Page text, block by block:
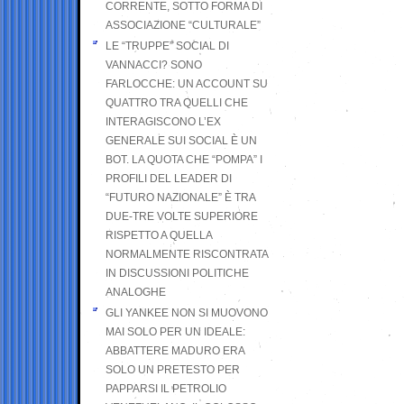
CORRENTE, SOTTO FORMA DI
ASSOCIAZIONE “CULTURALE”
LE “TRUPPE” SOCIAL DI
VANNACCI? SONO
FARLOCCHE: UN ACCOUNT SU
QUATTRO TRA QUELLI CHE
INTERAGISCONO L’EX
GENERALE SUI SOCIAL È UN
BOT. LA QUOTA CHE “POMPA” I
PROFILI DEL LEADER DI
“FUTURO NAZIONALE” È TRA
DUE-TRE VOLTE SUPERIORE
RISPETTO A QUELLA
NORMALMENTE RISCONTRATA
IN DISCUSSIONI POLITICHE
ANALOGHE
GLI YANKEE NON SI MUOVONO
MAI SOLO PER UN IDEALE:
ABBATTERE MADURO ERA
SOLO UN PRETESTO PER
PAPPARSI IL PETROLIO